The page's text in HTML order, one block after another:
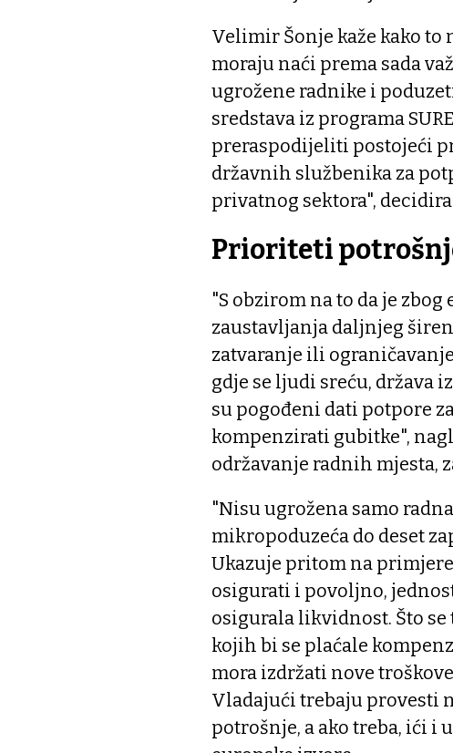
Velimir Šonje kaže kako to
moraju naći prema sada
ugrožene radnike i
sredstava iz programa
preraspodijeliti postojeći
državnih službenika za
privatnog sektora",
Prioriteti
"S obzirom na to da je
zaustavljanja daljnjeg
zatvaranje ili
gdje se ljudi sreću, država
su pogođeni dati potpore
kompenzirati gubitke",
održavanje radnih mjesta,
"Nisu ugrožena samo
mikropoduzeća do deset
Ukazuje pritom na
osigurati i povoljno,
osigurala likvidnost. Što
kojih bi se plaćale
mora izdržati nove
Vladajući trebaju provesti
potrošnje, a ako treba, ići i